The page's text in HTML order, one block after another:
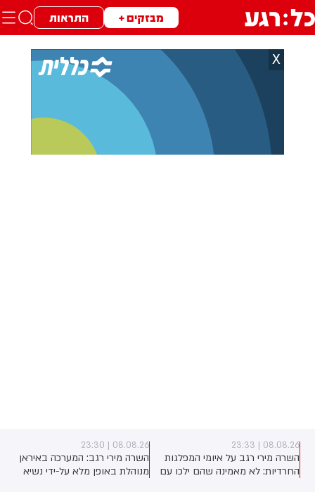
מבזקים + התראות
X
08.08.26 | 23:33
השרה מירי רגב על איומי המפלגות
החרדיות: לא מאמינה שהם ילכו עם
08.08.26 | 23:30
השרה מירי רגב: המערכה באיראן
מנוהלת באופן מלא על-ידי נשיא